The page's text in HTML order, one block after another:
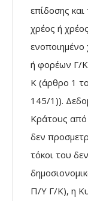
επίδοσης
χρέος ή
ή φορέων Γ/
Κ (άρθρο 1
145/1)).
Κράτους από
δεν
τόκοι του
Π/Υ Γ/Κ), η